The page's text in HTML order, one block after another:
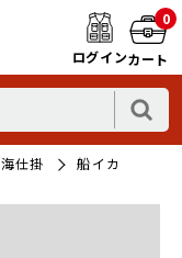
ログイン
0
カート
海仕掛 船イカ